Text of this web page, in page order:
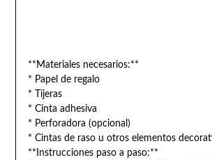
**Materiales necesarios:**
* Papel de regalo
* Tijeras
* Cinta adhesiva
* Perforadora (opcional)
* Cintas de raso u otros elementos
**Instrucciones paso a paso:**